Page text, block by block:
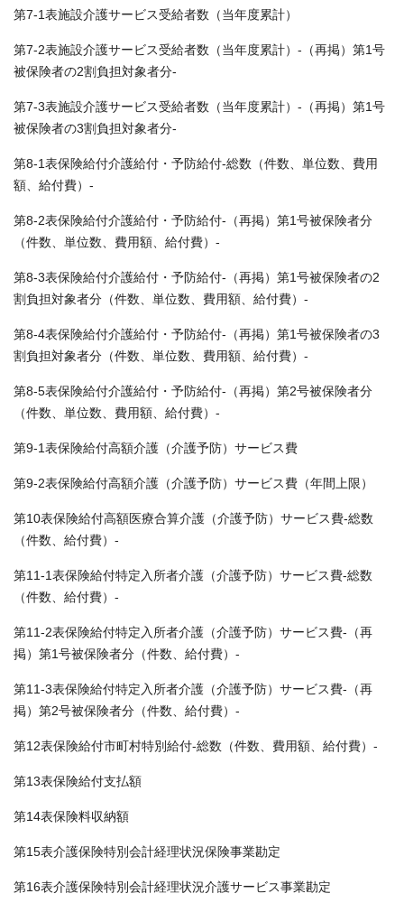
第7-1表施設介護サービス受給者数（当年度累計）
第7-2表施設介護サービス受給者数（当年度累計）-（再掲）第1号
被保険者の2割負担対象者分-
第7-3表施設介護サービス受給者数（当年度累計）-（再掲）第1号
被保険者の3割負担対象者分-
第8-1表保険給付介護給付・予防給付-総数（件数、単位数、費用
額、給付費）-
第8-2表保険給付介護給付・予防給付-（再掲）第1号被保険者分
（件数、単位数、費用額、給付費）-
第8-3表保険給付介護給付・予防給付-（再掲）第1号被保険者の2
割負担対象者分（件数、単位数、費用額、給付費）-
第8-4表保険給付介護給付・予防給付-（再掲）第1号被保険者の3
割負担対象者分（件数、単位数、費用額、給付費）-
第8-5表保険給付介護給付・予防給付-（再掲）第2号被保険者分
（件数、単位数、費用額、給付費）-
第9-1表保険給付高額介護（介護予防）サービス費
第9-2表保険給付高額介護（介護予防）サービス費（年間上限）
第10表保険給付高額医療合算介護（介護予防）サービス費-総数
（件数、給付費）-
第11-1表保険給付特定入所者介護（介護予防）サービス費-総数
（件数、給付費）-
第11-2表保険給付特定入所者介護（介護予防）サービス費-（再
掲）第1号被保険者分（件数、給付費）-
第11-3表保険給付特定入所者介護（介護予防）サービス費-（再
掲）第2号被保険者分（件数、給付費）-
第12表保険給付市町村特別給付-総数（件数、費用額、給付費）-
第13表保険給付支払額
第14表保険料収納額
第15表介護保険特別会計経理状況保険事業勘定
第16表介護保険特別会計経理状況介護サービス事業勘定